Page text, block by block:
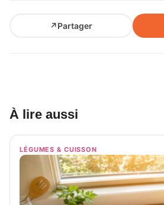
↗Partager
À lire aussi
LÉGUMES & CUISSON